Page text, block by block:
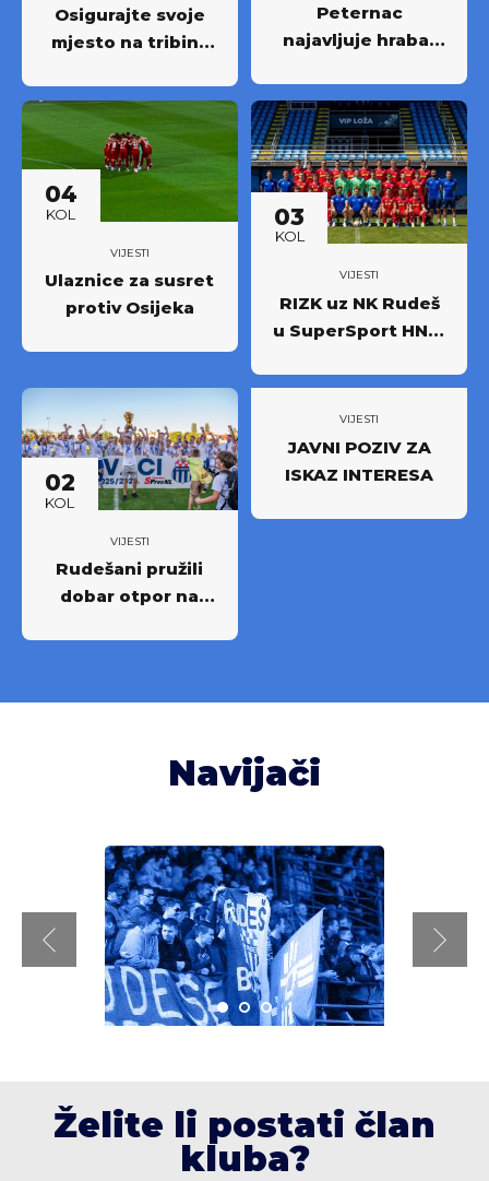
Osigurajte svoje
mjesto na tribini:
godišnjih ulaznica
NK Rudeš za
prvoligašku
sezonu 2026/27.!
Peternac
najavljuje hrabar
04
KOL
VIJESTI
Ulaznice za susret
protiv Osijeka
03
KOL
VIJESTI
RIZK uz NK Rudeš
u SuperSport HNL-
novi iskorak među
najboljima
02
KOL
VIJESTI
Rudešani pružili
dobar otpor na
VIJESTI
JAVNI POZIV ZA
ISKAZ INTERESA
Navijači
Želite li postati član
kluba?